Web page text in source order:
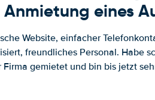
eines
Website, einfacher
freundliches Personal. Habe
Firma gemietet und bin bis jetzt